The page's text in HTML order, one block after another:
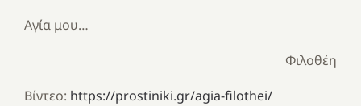
Αγία μου…
Φιλοθέη
Βίντεο: https://prostiniki.gr/agia-filothei/